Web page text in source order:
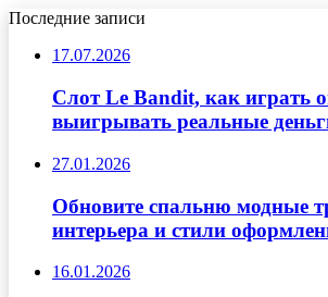
Последние записи
17.07.2026
Слот Le Bandit, как играть
выигрывать реальные
27.01.2026
Обновите спальню модные
интерьера и стили
16.01.2026